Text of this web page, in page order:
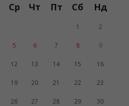
Ср Чт Пт Сб Нд
1 2
5 6 7 8 9
12 13 14 15 16
19 20 21 22 23
26 27 28 29 30